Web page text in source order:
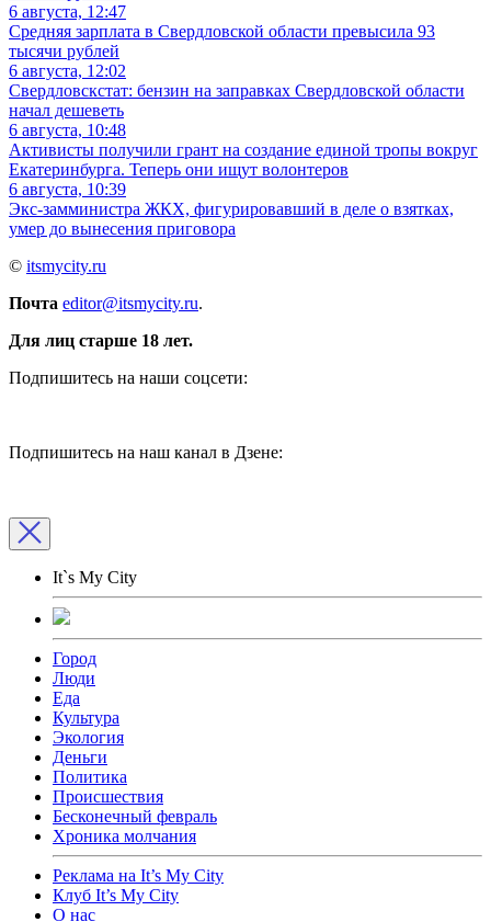
6 августа, 12:47
Средняя зарплата в Свердловской области превысила 93
тысячи рублей
6 августа, 12:02
Свердловскстат: бензин на заправках Свердловской области
начал дешеветь
6 августа, 10:48
Активисты получили грант на создание единой тропы вокруг
Екатеринбурга. Теперь они ищут волонтеров
6 августа, 10:39
Экс-замминистра ЖКХ, фигурировавший в деле о взятках,
умер до вынесения приговора
© itsmycity.ru
Почта editor@itsmycity.ru.
Для лиц старше 18 лет.
Подпишитесь на наши соцсети:
Подпишитесь на наш канал в Дзене:
It`s My City
Город
Люди
Еда
Культура
Экология
Деньги
Политика
Происшествия
Бесконечный февраль
Хроника молчания
Реклама на It’s My City
Клуб It’s My City
О нас